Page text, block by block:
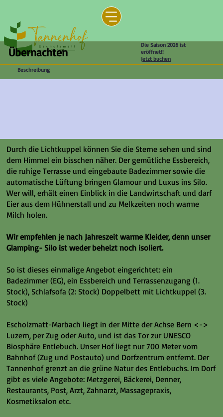
Beschreibung
Die Saison 2026 ist
eröffnet!!
Jetzt buchen
Übernachten
Durch die Lichtkuppel können Sie die Sterne sehen und sind
dem Himmel ein bisschen näher. Der gemütliche Essbereich,
die ruhige Terrasse und eingebaute Badezimmer sowie die
automatische Lüftung bringen Glamour und Luxus ins Silo.
Wer will, erhält einen Einblick in die Landwirtschaft und darf
Eier aus dem Hühnerstall und zu Melkzeiten noch warme
Milch holen.
Wir empfehlen je nach Jahreszeit warme Kleider, denn unser
Glamping- Silo ist weder beheizt noch isoliert.
So ist dieses einmalige Angebot eingerichtet: ein
Badezimmer (EG), ein Essbereich und Terrassenzugang (1.
Stock), Schlafsofa (2: Stock) Doppelbett mit Lichtkuppel (3.
Stock)
Escholzmatt-Marbach liegt in der Mitte der Achse Bern <->
Luzern, per Zug oder Auto, und ist das Tor zur UNESCO
Biosphäre Entlebuch. Unser Hof liegt nur 700 Meter vom
Bahnhof (Zug und Postauto) und Dorfzentrum entfernt. Der
Tannenhof grenzt an die grüne Natur des Entlebuchs. Im Dorf
gibt es viele Angebote: Metzgerei, Bäckerei, Denner,
Restaurants, Post, Arzt, Zahnarzt, Massagepraxis,
Kosmetiksalon etc.